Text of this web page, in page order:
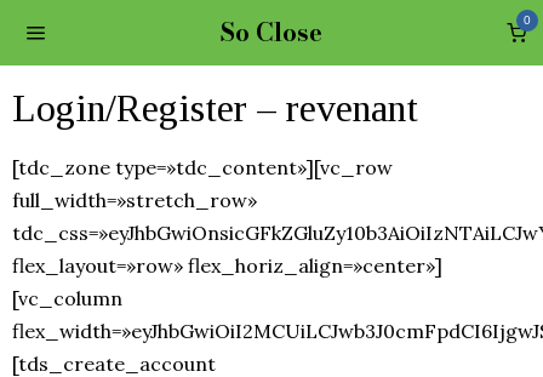
So Close 0
Login/Register – revenant
[tdc_zone type=»tdc_content»][vc_row
full_width=»stretch_row»
flex_layout=»row» flex_horiz_align=»center»]
[vc_column
[tds_create_account